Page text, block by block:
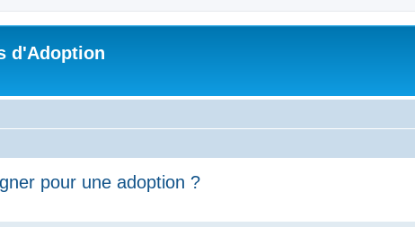
d'Adoption
pour une adoption ?